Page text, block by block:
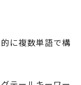
に複数単語で構